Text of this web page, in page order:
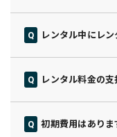
また、印刷量に応じ
の上限が設定されて
てプランや台数をご
短期間でのご利用を
レンタル中にレ
はかかりません。
料金が発生すること
ご説明いたしますの
レンタル料金の支
初期費用はありま